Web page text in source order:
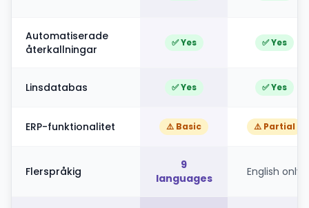
Automatiserade
återkallningar
✅ Yes ✅ Yes
Linsdatabas ✅ Yes ✅ Yes
ERP-funktionalitet ⚠️ Basic ⚠️ Partial
Flerspråkig
9
languages
English only